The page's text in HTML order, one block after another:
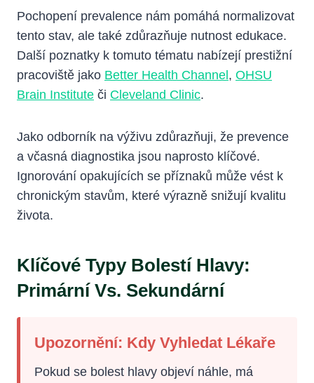
Pochopení prevalence nám pomáhá normalizovat
tento stav, ale také zdůrazňuje nutnost edukace.
Další poznatky k tomuto tématu nabízejí prestižní
pracoviště jako Better Health Channel, OHSU
Brain Institute či Cleveland Clinic.
Jako odborník na výživu zdůrazňuji, že prevence
a včasná diagnostika jsou naprosto klíčové.
Ignorování opakujících se příznaků může vést k
chronickým stavům, které výrazně snižují kvalitu
života.
Klíčové Typy Bolestí Hlavy:
Primární Vs. Sekundární
Upozornění: Kdy Vyhledat Lékaře
Pokud se bolest hlavy objeví náhle, má